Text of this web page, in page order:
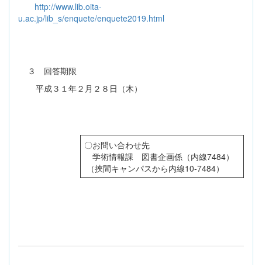
http://www.lib.oita-
u.ac.jp/lib_s/enquete/enquete2019.html
３ 回答期限
平成３１年２月２８日（木）
〇お問い合わせ先
学術情報課 図書企画係（内線7484）
（挾間キャンパスから内線10-7484）